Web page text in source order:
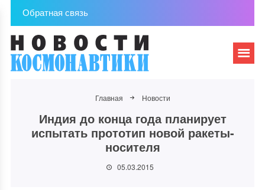
Обратная связь
Главная Новости
Индия до конца года планирует
испытать прототип новой ракеты-
носителя
05.03.2015